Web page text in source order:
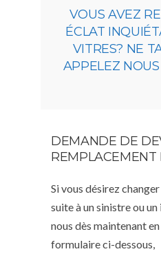
VOUS AVEZ
ÉCLAT
VITRES? NE
APPELEZ
DEMANDE DE
REMPLACEMENT
Si vous désirez
suite à un sinistre ou
nous dès maintenant
formulaire ci-dessous,